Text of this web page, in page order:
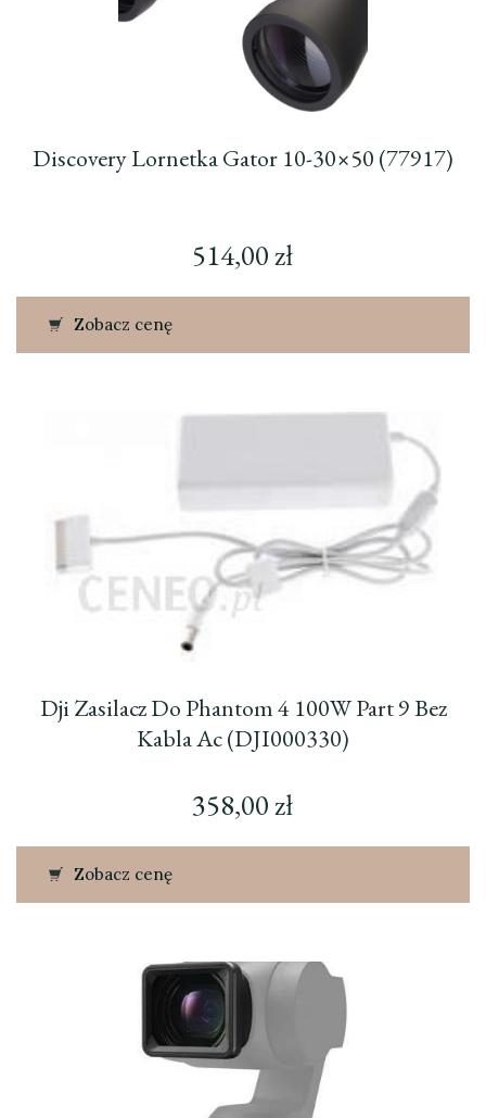
Discovery Lornetka Gator 10-30×50 (77917)
514,00zł
Zobacz cenę
Dji Zasilacz Do Phantom 4 100W Part 9 Bez
Kabla Ac (DJI000330)
358,00zł
Zobacz cenę